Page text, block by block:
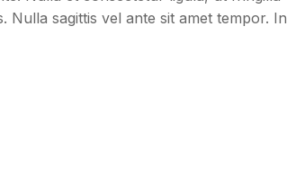
Nulla sagittis vel ante sit amet tempor. In